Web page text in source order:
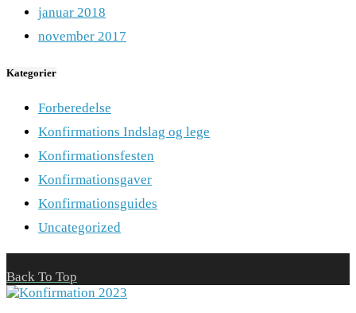
januar 2018
november 2017
Kategorier
Forberedelse
Konfirmations Indslag og lege
Konfirmationsfesten
Konfirmationsgaver
Konfirmationsguides
Uncategorized
Back To Top